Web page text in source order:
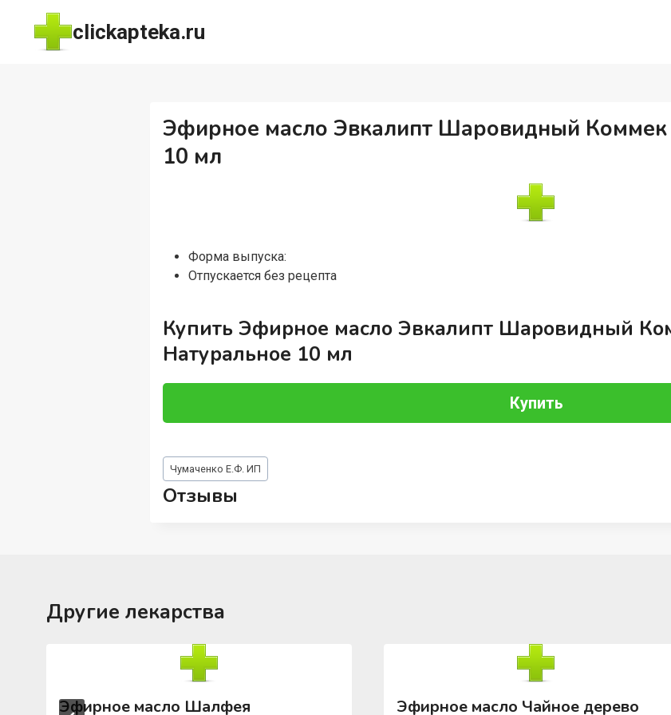
Перейти
содержимому
clickapteka.ru
Эфирное масло Эвкалипт Шаровидный Коммек
10 мл
Форма выпуска:
Отпускается без рецепта
Купить Эфирное масло Эвкалипт Шаровидный
Натуральное 10 мл
Купить
Метки
записи:
Чумаченко Е.Ф. ИП
Отзывы
Другие лекарства
Эфирное масло Шалфея Эфирное масло Чайное дерево